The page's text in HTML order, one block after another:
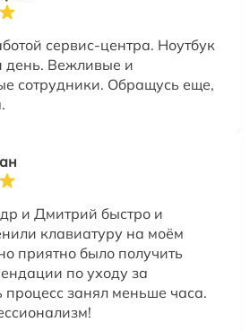
сервис-центра. Ноутбук
день. Вежливые и
сотрудники. Обращусь еще,
и Дмитрий быстро и
клавиатуру на моём
приятно было получить
по уходу за
процесс занял меньше часа.